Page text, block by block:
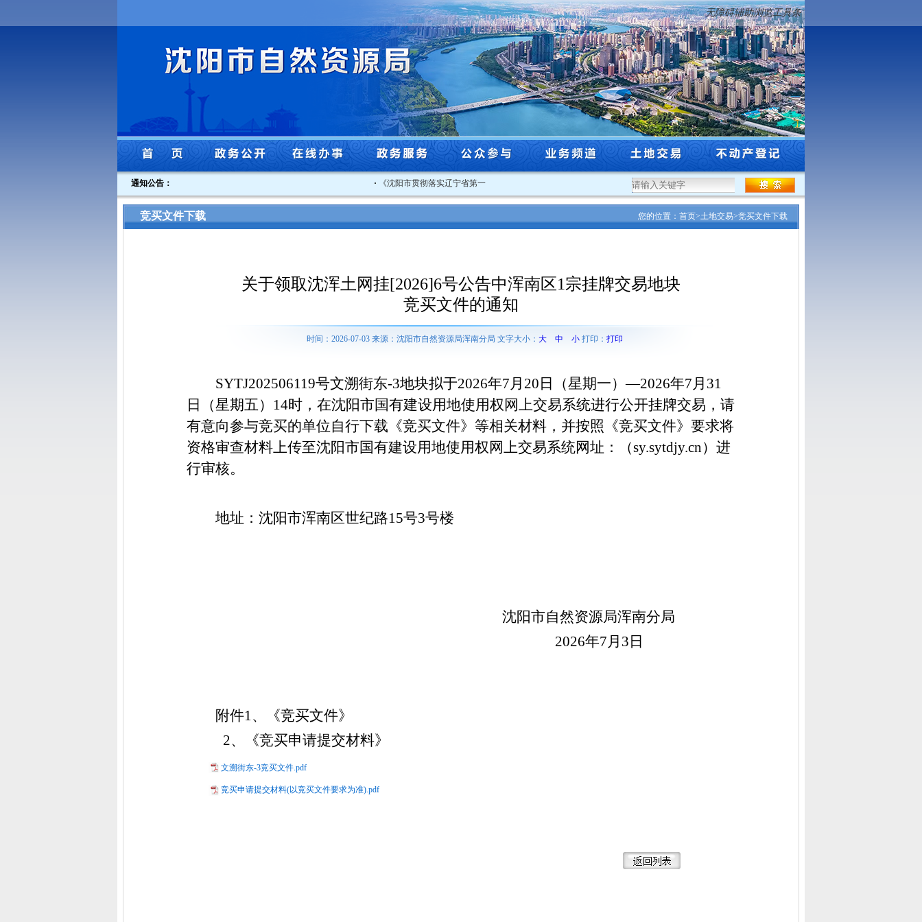
无障碍辅助浏览工具条
通知公告： 《沈阳市贯彻落实辽宁省第一生态环境保护督察组督察反馈意见... 沈阳市自然资源局关于公布沈阳市辖区2026年标定地价更新成果...
竞买文件下载 您的位置： 首页>土地交易>竞买文件下载
关于领取沈浑土网挂[2026]6号公告中浑南区1宗挂牌交易地块
竞买文件的通知
时间：2026-07-03 来源：沈阳市自然资源局浑南分局 文字大小： 大 中 小打印： 打印
SYTJ202506119号文溯街东-3地块拟于2026年7月20日（星期一）—2026年7月31
日（星期五）14时 ，在沈阳市国有建设用地使用权网上交易系统进行公开挂牌交易，请
有意向参与竞买的单位自行下载《竞买文件》等相关材料，并按照《竞买文件》要求将
资格审查材料上传至沈阳市国有建设用地使用权网上交易系统网址：（sy.sytdjy.cn）进
行审核。
地址：沈阳市浑南区世纪路15号3号楼
沈阳市自然资源局浑南分局
2026年7月 3 日
附件1、《竞买文件》
2、《竞买申请提交材料》
文溯街东-3竞买文件.pdf
竞买申请提交材料(以竞买文件要求为准).pdf